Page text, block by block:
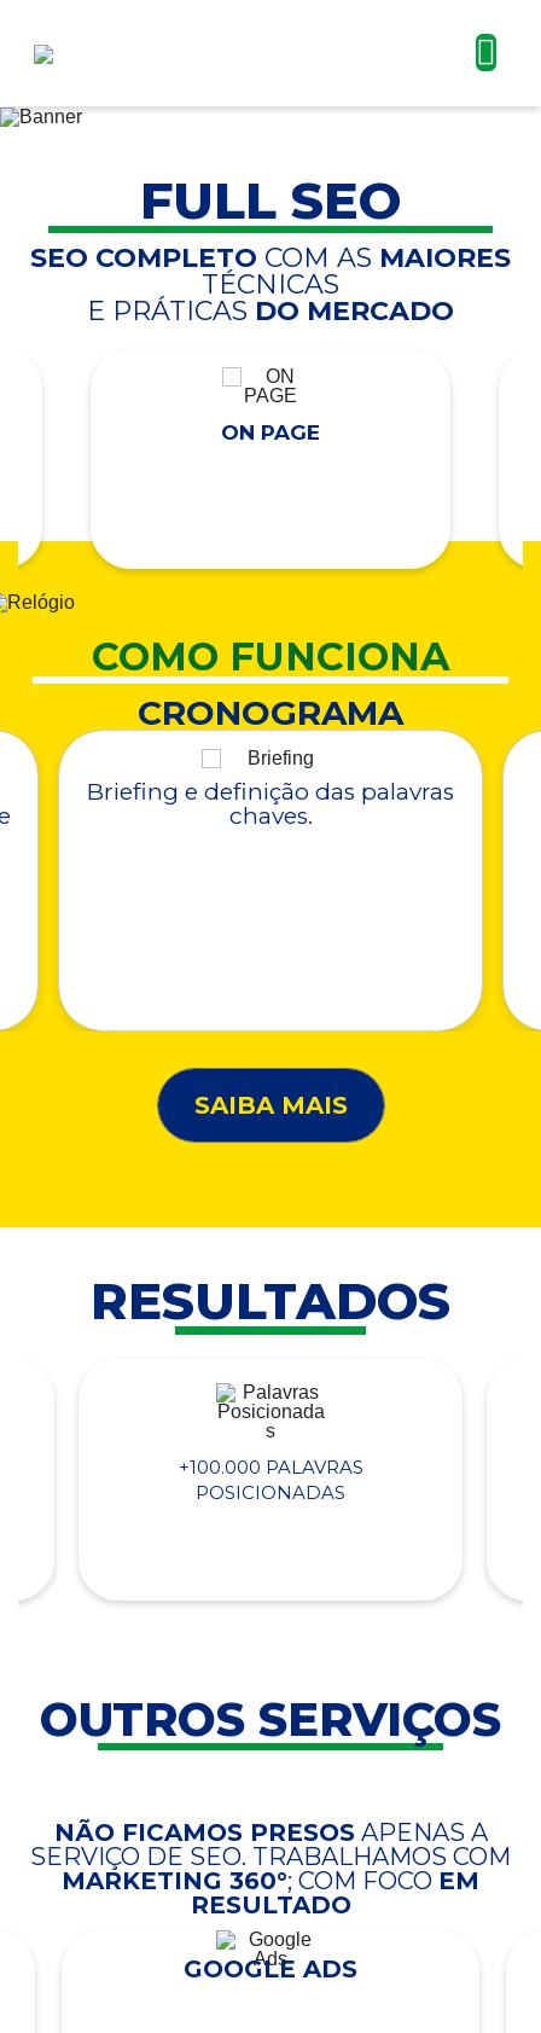
FULL SEO
SEO COMPLETO COM AS MAIORES
TÉCNICAS
E PRÁTICAS DO MERCADO
ON PAGE
COMO FUNCIONA
CRONOGRAMA
Briefing e definição das palavras
chaves.
SAIBA MAIS
RESULTADOS
+100.000 PALAVRAS
POSICIONADAS
OUTROS SERVIÇOS
NÃO FICAMOS PRESOSAPENAS A
SERVIÇO DE SEO. TRABALHAMOS COM
MARKETING 360°; COM FOCO EM
RESULTADO
GOOGLE ADS